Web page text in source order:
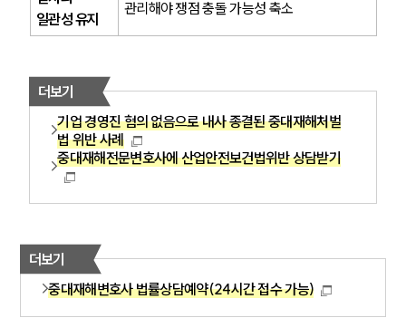
주요 업무사례
사례분석/최신동향
고객후기
업무분야
전체
구성원 소개
중대재해전문변호사
일관성 유지
관리해야 쟁점 충돌 가능성 축소
더보기
기업 경영진 혐의 없음으로 내사 종결된 중대재해처벌
법 위반 사례
중대재해전문변호사에 산업안전보건법위반 상담받기
더보기
중대재해변호사 법률상담예약(24시간 접수 가능)